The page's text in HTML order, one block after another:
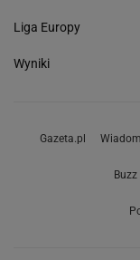
Liga Europy
Wyniki
Gazeta.pl
Buzz